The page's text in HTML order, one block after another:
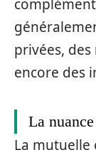
privées,
encore des
La
La mutuelle